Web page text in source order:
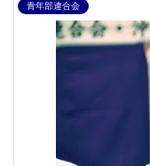
青年部連合会